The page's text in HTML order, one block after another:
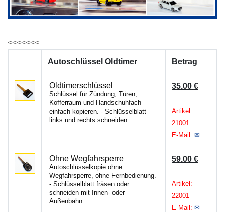
<<<<<<<
Autoschlüssel Oldtimer Betrag
Oldtimerschlüssel
Schlüssel für Zündung, Türen,
Kofferraum und Handschuhfach
einfach kopieren. - Schlüsselblatt
links und rechts schneiden.
35.00 €
Artikel:
21001
E-Mail: ✉
Ohne Wegfahrsperre
Autoschlüsselkopie ohne
Wegfahrsperre, ohne Fernbedienung.
- Schlüsselblatt fräsen oder
schneiden mit Innen- oder
Außenbahn.
59.00 €
Artikel:
22001
E-Mail: ✉